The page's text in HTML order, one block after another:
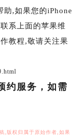
助,如果您的iPhone
系上面的苹果维
教程,敬请关注果
约服务，如需
,版权归属于原始作者,如果